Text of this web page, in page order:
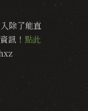
除了能直
訊！ 點此